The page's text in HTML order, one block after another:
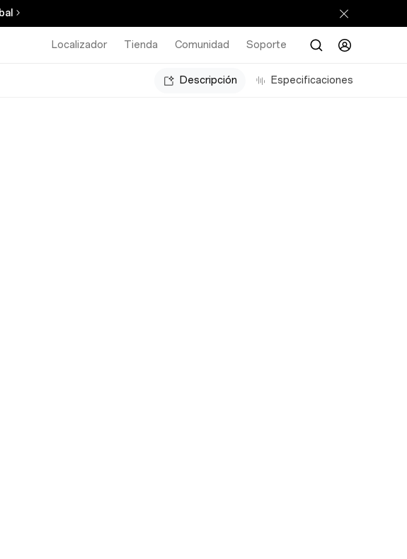
Localizador Tienda Comunidad Soporte
Descripción Especificaciones